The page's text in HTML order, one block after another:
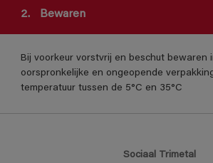
2. Bewaren
Bij voorkeur vorstvrij en beschut bewaren
oorspronkelijke en ongeopende
temperatuur tussen de 5°C en 35°C
Sociaal Trimetal